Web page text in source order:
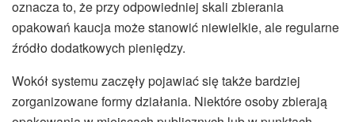
oznacza to, że przy odpowiedniej skali zbierania
opakowań kaucja może stanowić niewielkie, ale regularne
źródło dodatkowych pieniędzy.
Wokół systemu zaczęły pojawiać się także bardziej
zorganizowane formy działania. Niektóre osoby zbierają